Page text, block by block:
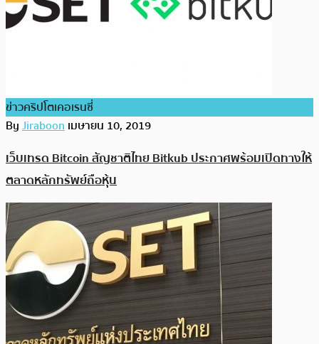
ข่าวคริปโตเคอเรนซี่
ByJiraboonเมษายน 10, 2019
เว็บเทรด Bitcoin สัญชาติไทย Bitkub ประกาศพร้อมเปิดทางให้
ตลาดหลักทรัพย์ถือหุ้น